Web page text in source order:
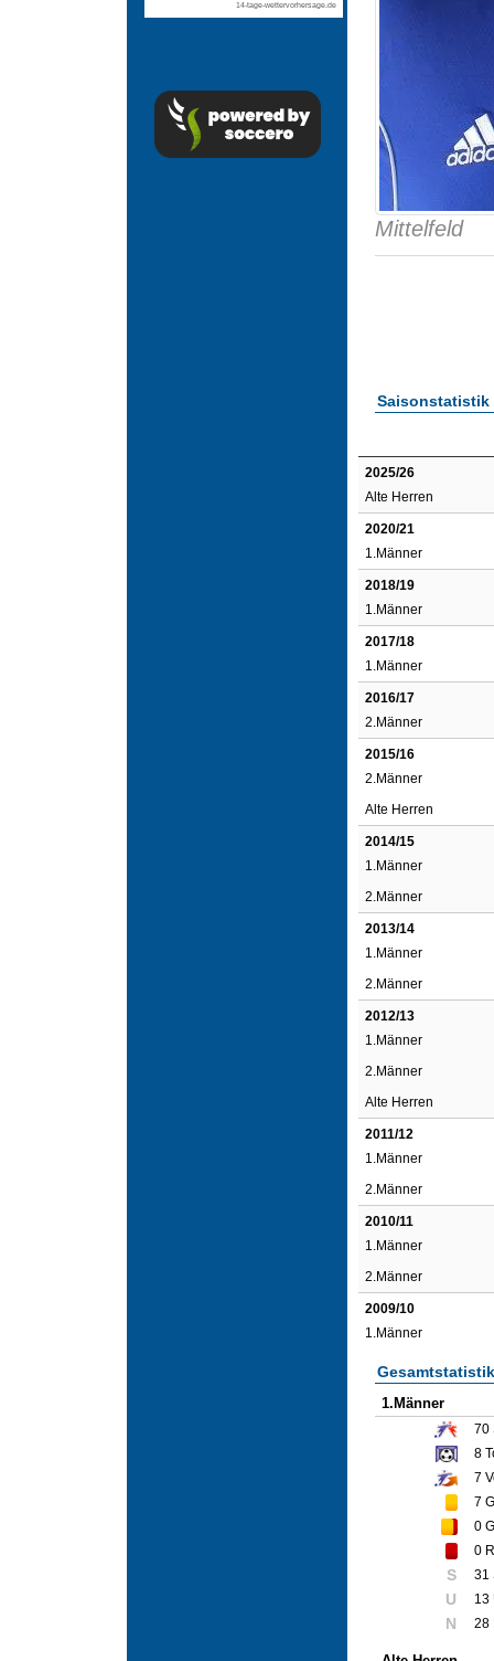
Mittelfeld
Saisonstatistik
2025/26
Alte Herren
2020/21
1.Männer
2018/19
1.Männer
2017/18
1.Männer
2016/17
2.Männer
2015/16
2.Männer
Alte Herren
2014/15
1.Männer
2.Männer
2013/14
1.Männer
2.Männer
2012/13
1.Männer
2.Männer
Alte Herren
2011/12
1.Männer
2.Männer
2010/11
1.Männer
2.Männer
2009/10
1.Männer
Gesamtstatistik
1.Männer
70
8
7
7
0
0
S 31
U 13
N 28